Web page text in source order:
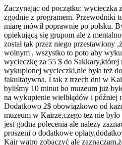
Zaczynając od początku: wycieczka
zgodnie z programem. Przewodniki
miarę mówił poprawnie po polsku.
opiekującą się grupom ale z
został tak przez niego przestawiony
wolnym , wszystko to poto aby
wycieczkę za 55 $ do
wykupionej wycieczki,nie była też
fakultatywna. I tak z trzech dni w
byliśmy 10 minut bo muzeum już
na wykupienie wielbłądów i później
Dodatkowo 2$ obowiązkowo od
muzeum w Kairze,czego też nie
jest godna polecenia ale należy
proszeni o dodatkowe
Kair watro zobaczyć ale